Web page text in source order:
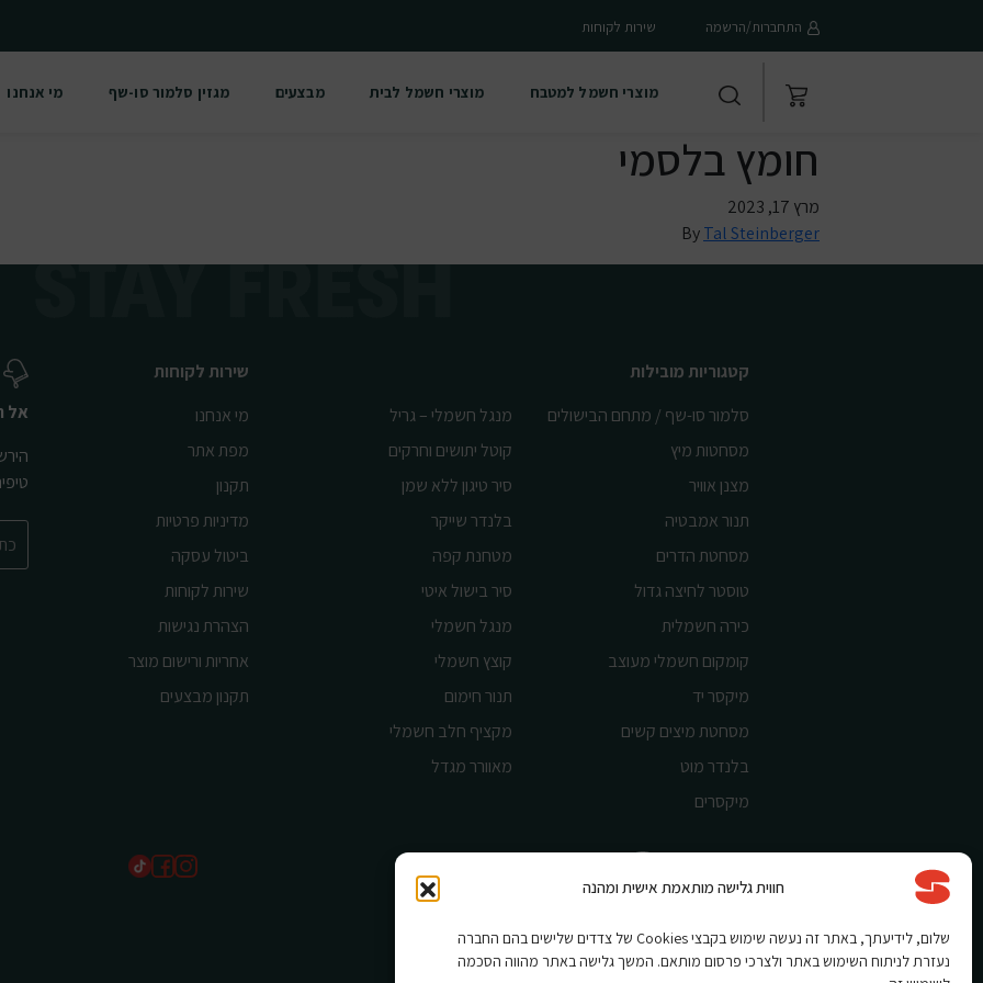
חווית גלישה מותאמת אישית ומהנה
שלום, לידיעתך, באתר זה נעשה שימוש בקבצי Cookies של צדדים שלישים בהם החברה
נעזרת לניתוח השימוש באתר ולצרכי פרסום מותאם. המשך גלישה באתר מהווה הסכמה
התחברות/הרשמה שירות לקוחות
מוצרי חשמל למטבח מוצרי חשמל לבית מבצעים מגזין סלמור סו-שף מי אנחנו
חומץ בלסמי
מרץ 17, 2023
ByTal Steinberger
קטגוריות מובילות
סלמור סו-שף / מתחם הבישולים
מנגל חשמלי – גריל
מסחטות מיץ
קוטל יתושים וחרקים
מצנן אוויר
סיר טיגון ללא שמן
תנור אמבטיה
בלנדר שייקר
מסחטת הדרים
מטחנת קפה
טוסטר לחיצה גדול
סיר בישול איטי
כירה חשמלית
מנגל חשמלי
קומקום חשמלי מעוצב
קוצץ חשמלי
מיקסר יד
תנור חימום
מסחטת מיצים קשים
מקציף חלב חשמלי
בלנדר מוט
מאוורר מגדל
מיקסרים
שירות לקוחות
מי אנחנו
מפת אתר
תקנון
מדיניות פרטיות
ביטול עסקה
שירות לקוחות
הצהרת נגישות
אחריות ורישום מוצר
תקנון מבצעים
אל